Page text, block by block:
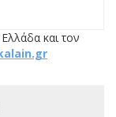
και τον